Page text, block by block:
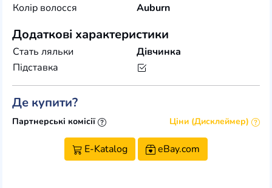
Колір волосся
Auburn
Додаткові характеристики
Стать ляльки
Дівчинка
Підставка
Де купити?
Партнерські комісії Ціни (Дисклеймер)
E-Katalog eBay.com